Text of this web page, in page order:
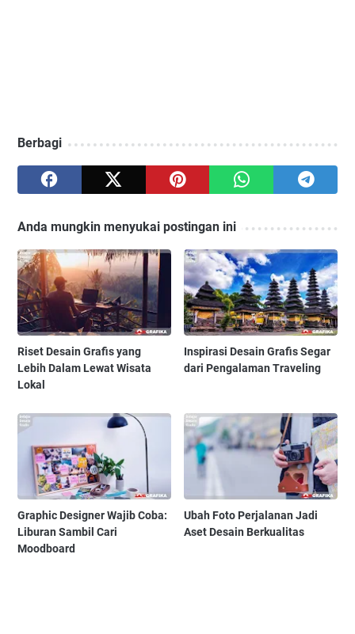
Berbagi
Anda mungkin menyukai postingan ini
Riset Desain Grafis yang
Lebih Dalam Lewat Wisata
Lokal
Inspirasi Desain Grafis Segar
dari Pengalaman Traveling
Graphic Designer Wajib Coba:
Liburan Sambil Cari
Moodboard
Ubah Foto Perjalanan Jadi
Aset Desain Berkualitas